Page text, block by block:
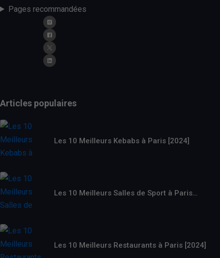
Pages recommandées
Articles populaires
Les 10 Meilleurs Kebabs à Paris [2024]
Les 10 Meilleurs Salles de Sport à Paris…
Les 10 Meilleurs Restaurants à Paris [2024]